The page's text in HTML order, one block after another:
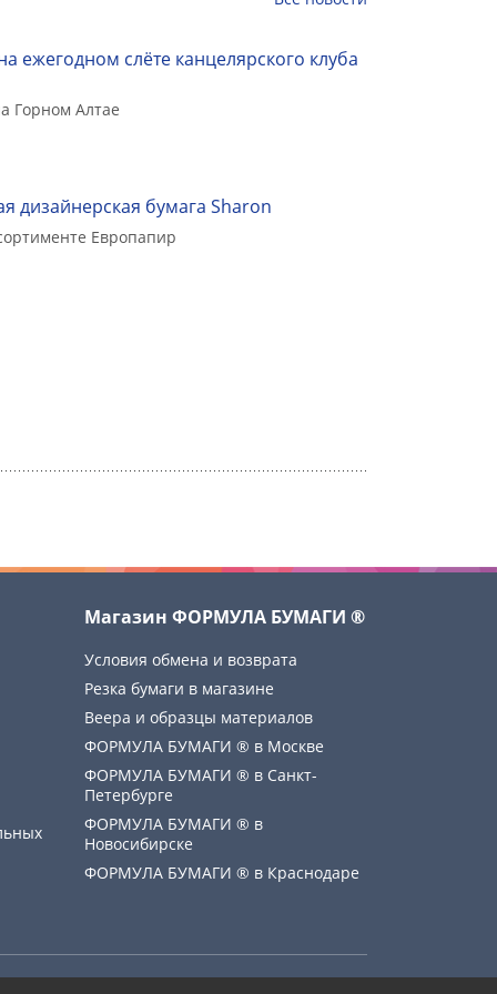
ежегодном слёте канцелярского клуба
Горном Алтае
дизайнерская бумага Sharon
Европапир
Магазин ФОРМУЛА БУМАГИ ®
Условия обмена и возврата
Резка бумаги в магазине
Веера и образцы материалов
ФОРМУЛА БУМАГИ ® в Москве
ФОРМУЛА БУМАГИ ® в Санкт-
Петербурге
ФОРМУЛА БУМАГИ ® в
Новосибирске
ФОРМУЛА БУМАГИ ® в Краснодаре